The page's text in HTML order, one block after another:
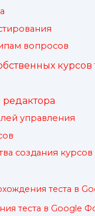
вопросов
курсов
управления
создания курсов
теста в
теста в Google